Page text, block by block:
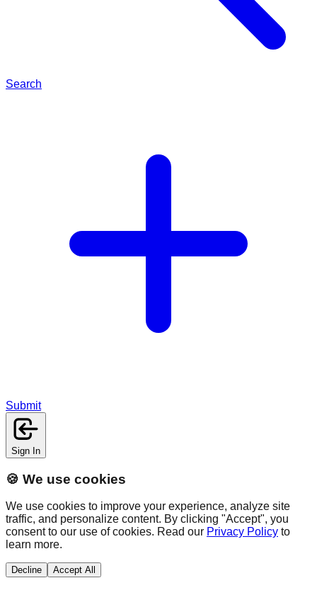
Search
Submit
Sign In
🍪 We use cookies
We use cookies to improve your experience, analyze site
traffic, and personalize content. By clicking "Accept", you
consent to our use of cookies. Read our Privacy Policy to
learn more.
Decline Accept All